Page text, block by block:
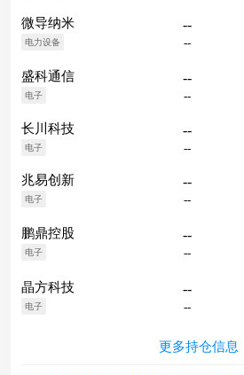
微导纳米
电力设备
--
--
盛科通信
电子
--
--
长川科技
电子
--
--
兆易创新
电子
--
--
鹏鼎控股
电子
--
--
晶方科技
电子
--
--
更多持仓信息